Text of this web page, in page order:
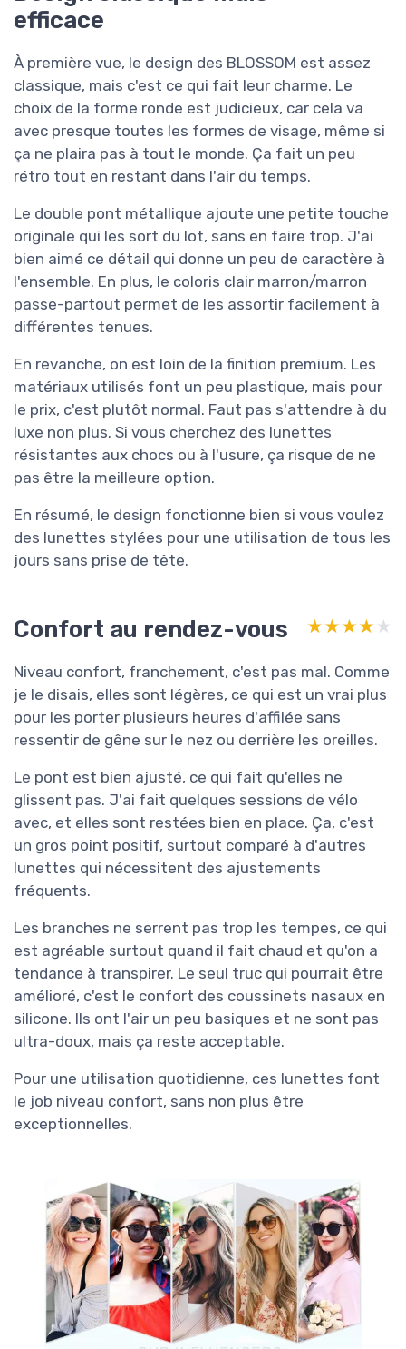
efficace
À première vue, le design des BLOSSOM est assez
classique, mais c'est ce qui fait leur charme. Le
choix de la forme ronde est judicieux, car cela va
avec presque toutes les formes de visage, même si
ça ne plaira pas à tout le monde. Ça fait un peu
rétro tout en restant dans l'air du temps.
Le double pont métallique ajoute une petite touche
originale qui les sort du lot, sans en faire trop. J'ai
bien aimé ce détail qui donne un peu de caractère à
l'ensemble. En plus, le coloris clair marron/marron
passe-partout permet de les assortir facilement à
différentes tenues.
En revanche, on est loin de la finition premium. Les
matériaux utilisés font un peu plastique, mais pour
le prix, c'est plutôt normal. Faut pas s'attendre à du
luxe non plus. Si vous cherchez des lunettes
résistantes aux chocs ou à l'usure, ça risque de ne
pas être la meilleure option.
En résumé, le design fonctionne bien si vous voulez
des lunettes stylées pour une utilisation de tous les
jours sans prise de tête.
Confort au rendez-vous ★★★★★
★★★★★
Niveau confort, franchement, c'est pas mal. Comme
je le disais, elles sont légères, ce qui est un vrai plus
pour les porter plusieurs heures d'affilée sans
ressentir de gêne sur le nez ou derrière les oreilles.
Le pont est bien ajusté, ce qui fait qu'elles ne
glissent pas. J'ai fait quelques sessions de vélo
avec, et elles sont restées bien en place. Ça, c'est
un gros point positif, surtout comparé à d'autres
lunettes qui nécessitent des ajustements
fréquents.
Les branches ne serrent pas trop les tempes, ce qui
est agréable surtout quand il fait chaud et qu'on a
tendance à transpirer. Le seul truc qui pourrait être
amélioré, c'est le confort des coussinets nasaux en
silicone. Ils ont l'air un peu basiques et ne sont pas
ultra-doux, mais ça reste acceptable.
Pour une utilisation quotidienne, ces lunettes font
le job niveau confort, sans non plus être
exceptionnelles.